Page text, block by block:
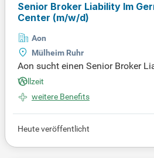
Senior Broker Liability Im
Center (m/w/d)
Aon
Mülheim Ruhr
Aon sucht einen Senior Broker
Broking Center (m/w/d). Als
tungsunternehmen gestalten wir
um das Leben der Menschen
n. Unsere Expertise umfasst
ng, Vergütung und Gesundheit.
Vollzeit
weitere Benefits
Heute veröffentlicht